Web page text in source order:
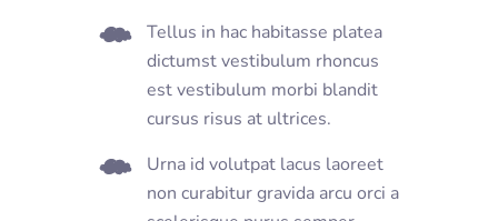
Tellus in hac habitasse platea
dictumst vestibulum rhoncus
est vestibulum morbi blandit
cursus risus at ultrices.
Urna id volutpat lacus laoreet
non curabitur gravida arcu orci a